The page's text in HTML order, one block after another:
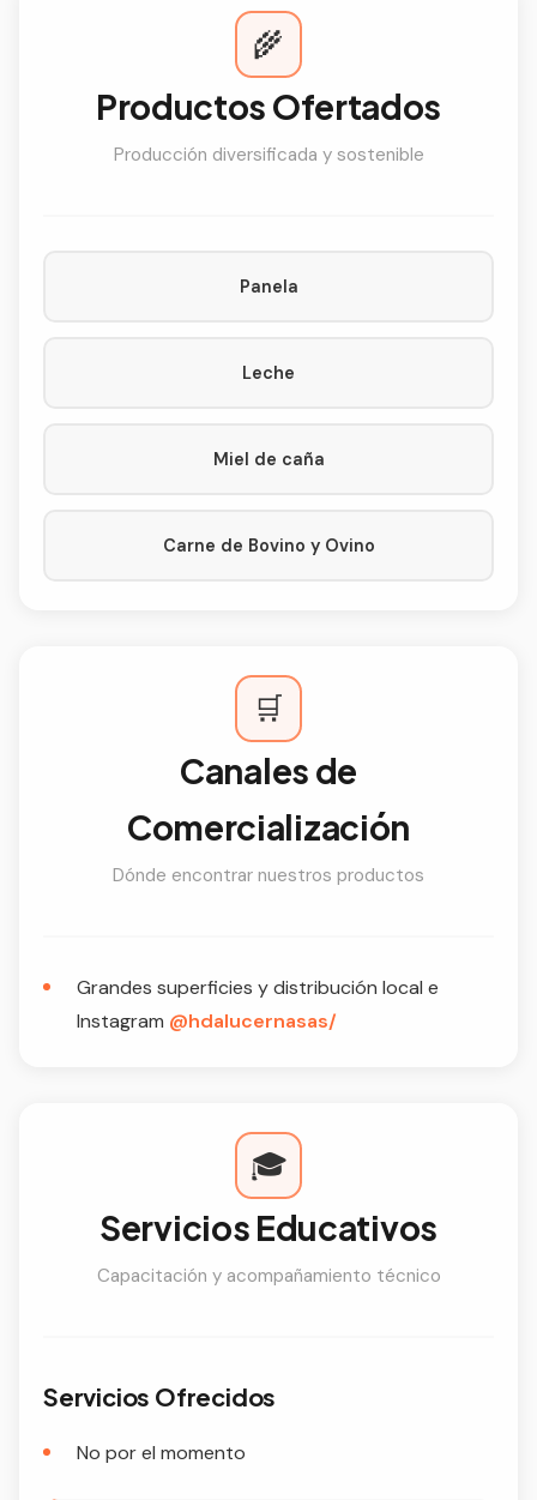
🌾
Productos Ofertados
Producción diversificada y sostenible
Panela
Leche
Miel de caña
Carne de Bovino y Ovino
🛒
Canales de
Comercialización
Dónde encontrar nuestros productos
Grandes superficies y distribución local e
Instagram @hdalucernasas/
🎓
Servicios Educativos
Capacitación y acompañamiento técnico
Servicios Ofrecidos
No por el momento